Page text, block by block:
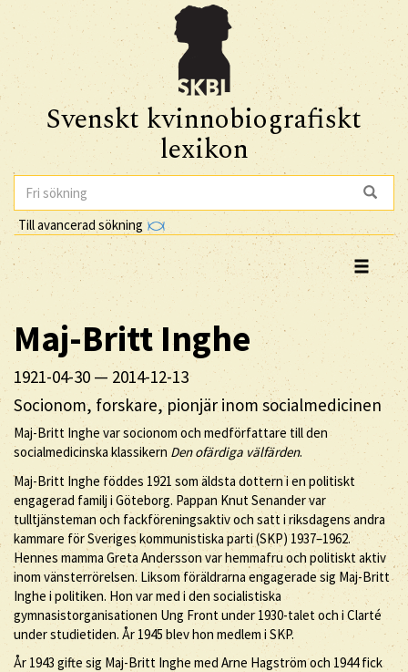
Svenskt kvinnobiografiskt
lexikon
Till avancerad sökning
Maj-Britt Inghe
1921-04-30 — 2014-12-13
Socionom, forskare, pionjär inom socialmedicinen
Maj-Britt Inghe var socionom och medförfattare till den
socialmedicinska klassikern Den ofärdiga välfärden.
Maj-Britt Inghe föddes 1921 som äldsta dottern i en politiskt
engagerad familj i Göteborg. Pappan Knut Senander var
tulltjänsteman och fackföreningsaktiv och satt i riksdagens andra
kammare för Sveriges kommunistiska parti (SKP) 1937–1962.
Hennes mamma Greta Andersson var hemmafru och politiskt aktiv
inom vänsterrörelsen. Liksom föräldrarna engagerade sig Maj-Britt
Inghe i politiken. Hon var med i den socialistiska
gymnasistorganisationen Ung Front under 1930-talet och i Clarté
under studietiden. År 1945 blev hon medlem i SKP.
År 1943 gifte sig Maj-Britt Inghe med Arne Hagström och 1944 fick